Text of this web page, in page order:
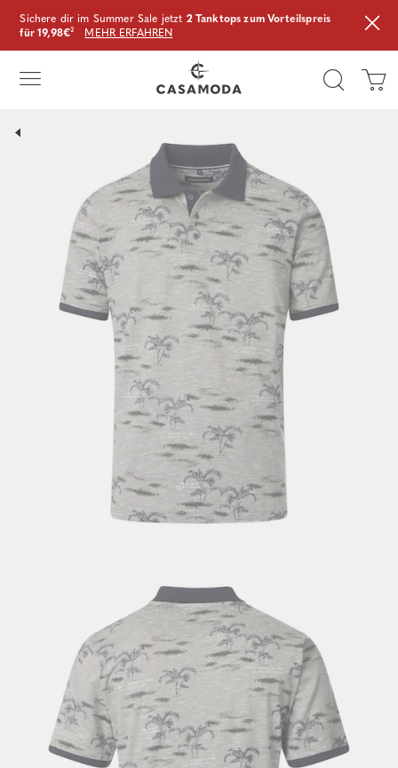
Sichere dir im Summer Sale jetzt 2 Tanktops zum Vorteilspreis
für 19,98€² MEHR ERFAHREN